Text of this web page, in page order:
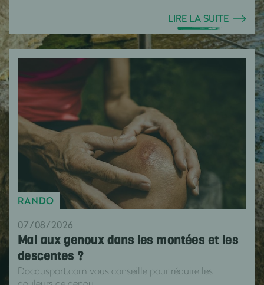
LIRE LA SUITE
RANDO
07/08/2026
Mal aux genoux dans les montées et les
descentes ?
Docdusport.com vous conseille pour réduire les